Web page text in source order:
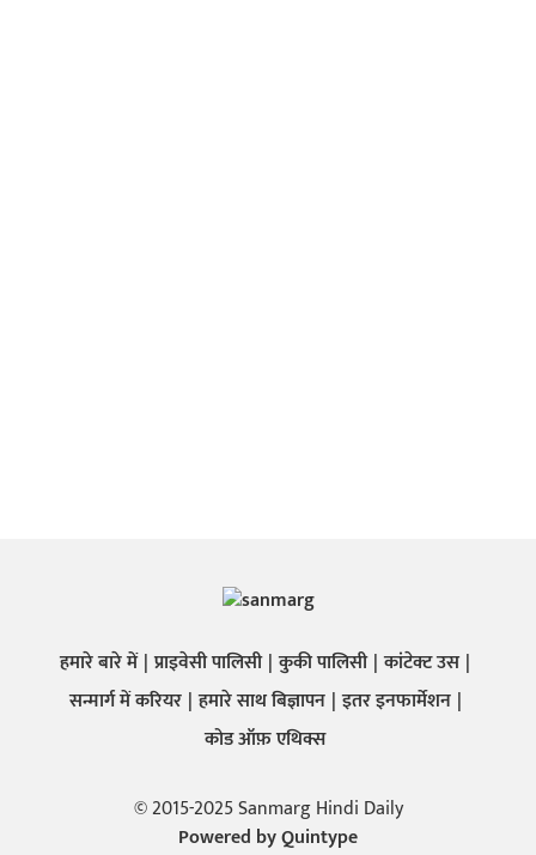
हमारे बारे में प्राइवेसी पालिसी कुकी पालिसी कांटेक्ट उस
सन्मार्ग में करियर हमारे साथ बिज्ञापन इतर इनफार्मेशन
कोड ऑफ़ एथिक्स
© 2015-2025 Sanmarg Hindi Daily
Powered byQuintype